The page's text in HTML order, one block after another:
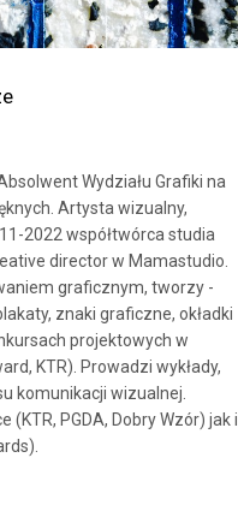
Wydziału Grafiki na
Artysta wizualny,
2022 współtwórca studia
director w Mamastudio.
graficznym, tworzy -
znaki graficzne, okładki
projektowych w
KTR). Prowadzi wykłady,
komunikacji wizualnej.
PGDA, Dobry Wzór) jak i